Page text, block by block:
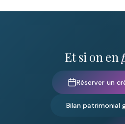
Et si on en
Réserver un
Bilan patrimonial